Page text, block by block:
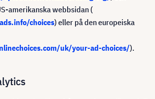
amerikanska webbsidan (
choices) eller på den europeiska
uk/your-ad-choices/).